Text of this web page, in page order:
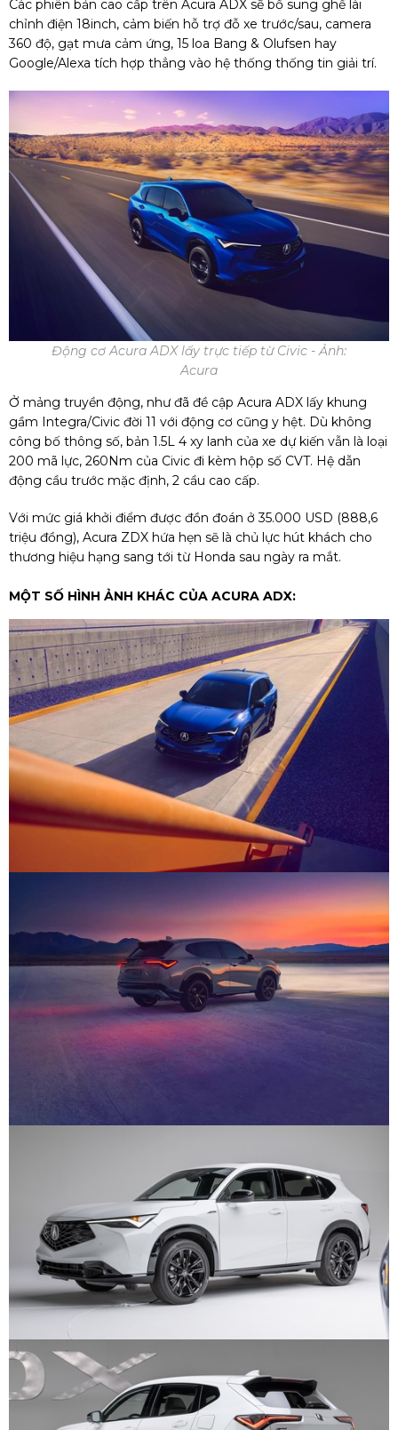
Các phiên bản cao cấp trên Acura ADX sẽ bổ sung ghế lái
chỉnh điện 18inch, cảm biến hỗ trợ đỗ xe trước/sau, camera
360 độ, gạt mưa cảm ứng, 15 loa Bang & Olufsen hay
Google/Alexa tích hợp thẳng vào hệ thống thống tin giải trí.
Động cơ Acura ADX lấy trực tiếp từ Civic - Ảnh:
Acura
Ở mảng truyền động, như đã đề cập Acura ADX lấy khung
gầm Integra/Civic đời 11 với động cơ cũng y hệt. Dù không
công bố thông số, bản 1.5L 4 xy lanh của xe dự kiến vẫn là loại
200 mã lực, 260Nm của Civic đi kèm hộp số CVT. Hệ dẫn
động cầu trước mặc định, 2 cầu cao cấp.
Với mức giá khởi điểm được đồn đoán ở 35.000 USD (888,6
triệu đồng), Acura ZDX hứa hẹn sẽ là chủ lực hút khách cho
thương hiệu hạng sang tới từ Honda sau ngày ra mắt.
MỘT SỐ HÌNH ẢNH KHÁC CỦA ACURA ADX: